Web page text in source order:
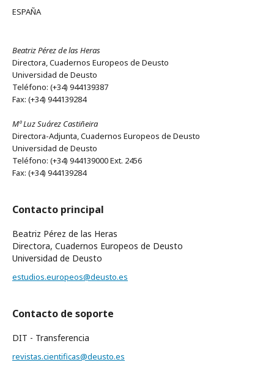
ESPAÑA
Beatriz Pérez de las Heras
Directora, Cuadernos Europeos de Deusto
Universidad de Deusto
Teléfono: (+34) 944139387
Fax: (+34) 944139284
Mª Luz Suárez Castiñeira
Directora-Adjunta, Cuadernos Europeos de Deusto
Universidad de Deusto
Teléfono: (+34) 944139000 Ext. 2456
Fax: (+34) 944139284
Contacto principal
Beatriz Pérez de las Heras
Directora, Cuadernos Europeos de Deusto
Universidad de Deusto
estudios.europeos@deusto.es
Contacto de soporte
DIT - Transferencia
revistas.cientificas@deusto.es